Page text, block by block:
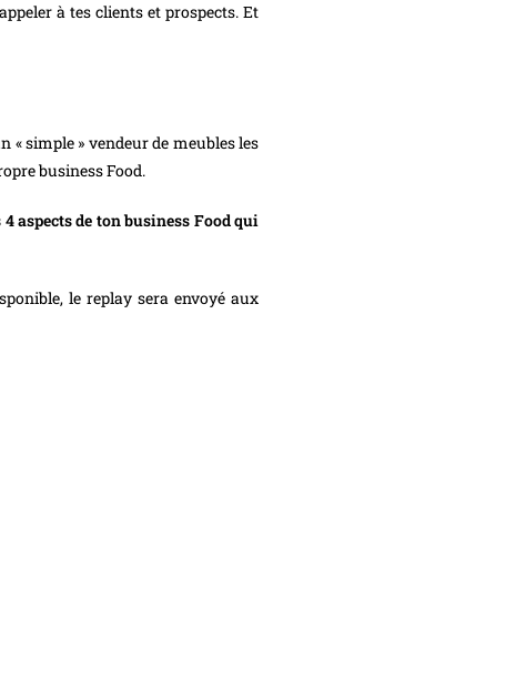
à tes clients et prospects. Et
« simple » vendeur de meubles les
business Food.
4 aspects de ton business Food qui
le replay sera envoyé aux